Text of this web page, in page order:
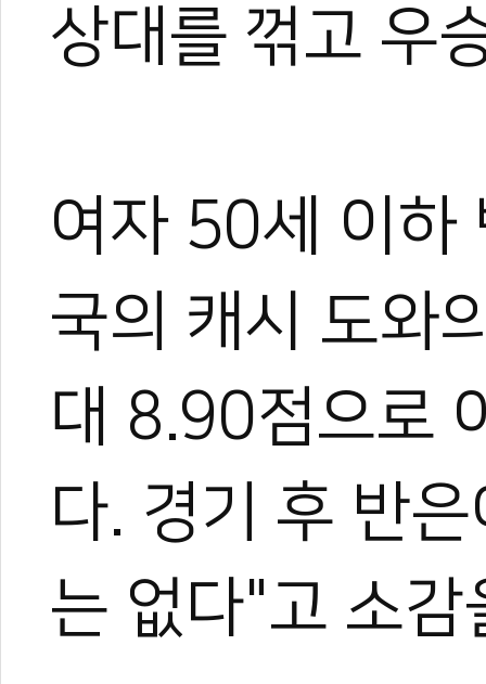
상대를 꺾고 우
여자 50세 이하
국의 캐시 도와
대 8.90점으로
다. 경기 후 반
는 없다"고 소감